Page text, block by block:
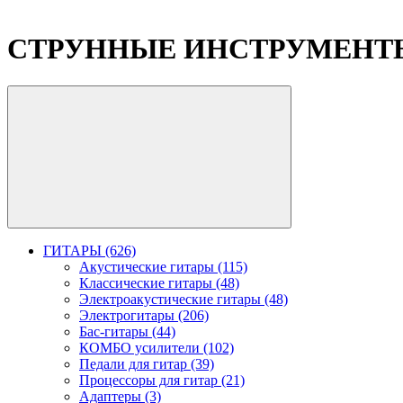
СТРУННЫЕ
ГИТАРЫ (626)
Акустические гитары (115)
Классические гитары (48)
Электроакустические гитары (48)
Электрогитары (206)
Бас-гитары (44)
КОМБО усилители (102)
Педали для гитар (39)
Процессоры для гитар (21)
Адаптеры (3)